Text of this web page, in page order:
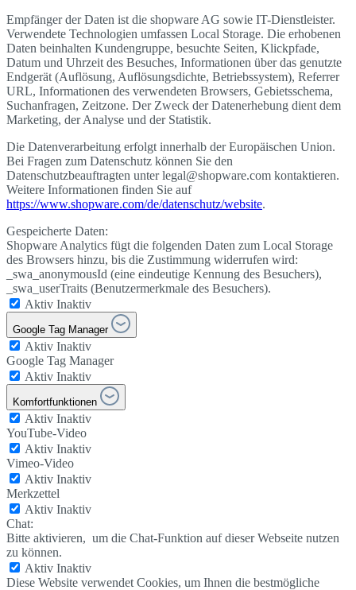
Empfänger der Daten ist die shopware AG sowie IT-Dienstleister.
Verwendete Technologien umfassen Local Storage. Die erhobenen
Daten beinhalten Kundengruppe, besuchte Seiten, Klickpfade,
Datum und Uhrzeit des Besuches, Informationen über das genutzte
Endgerät (Auflösung, Auflösungsdichte, Betriebssystem), Referrer
URL, Informationen des verwendeten Browsers, Gebietsschema,
Suchanfragen, Zeitzone. Der Zweck der Datenerhebung dient dem
Marketing, der Analyse und der Statistik.
Die Datenverarbeitung erfolgt innerhalb der Europäischen Union.
Bei Fragen zum Datenschutz können Sie den
Datenschutzbeauftragten unter legal@shopware.com kontaktieren.
Weitere Informationen finden Sie auf
https://www.shopware.com/de/datenschutz/website.
Gespeicherte Daten:
Shopware Analytics fügt die folgenden Daten zum Local Storage
des Browsers hinzu, bis die Zustimmung widerrufen wird:
_swa_anonymousId (eine eindeutige Kennung des Besuchers),
_swa_userTraits (Benutzermerkmale des Besuchers).
Aktiv Inaktiv
Google Tag Manager
Aktiv Inaktiv
Google Tag Manager
Aktiv Inaktiv
Komfortfunktionen
Aktiv Inaktiv
YouTube-Video
Aktiv Inaktiv
Vimeo-Video
Aktiv Inaktiv
Merkzettel
Aktiv Inaktiv
Chat:
Bitte aktivieren, um die Chat-Funktion auf dieser Webseite nutzen
zu können.
Aktiv Inaktiv
Diese Website verwendet Cookies, um Ihnen die bestmögliche